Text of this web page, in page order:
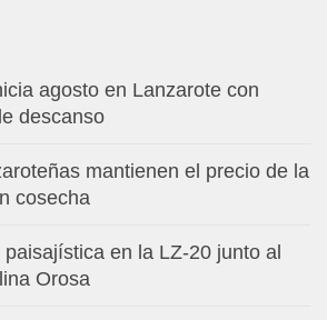
agosto en Lanzarote con
descanso
mantienen el precio de la
cosecha
en la LZ-20 junto al
Orosa